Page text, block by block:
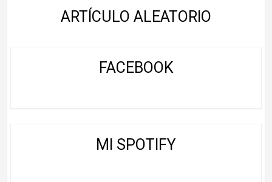
ARTÍCULO ALEATORIO
FACEBOOK
MI SPOTIFY